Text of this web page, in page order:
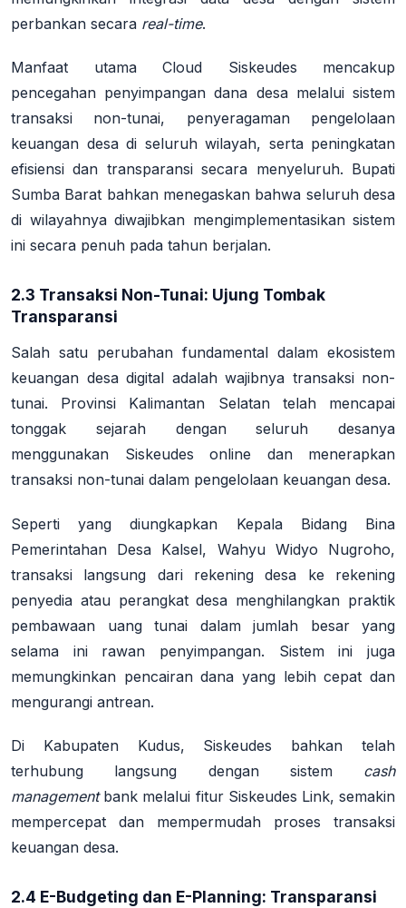
perbankan secara real-time.
Manfaat utama Cloud Siskeudes mencakup
pencegahan penyimpangan dana desa melalui sistem
transaksi non-tunai, penyeragaman pengelolaan
keuangan desa di seluruh wilayah, serta peningkatan
efisiensi dan transparansi secara menyeluruh. Bupati
Sumba Barat bahkan menegaskan bahwa seluruh desa
di wilayahnya diwajibkan mengimplementasikan sistem
ini secara penuh pada tahun berjalan.
2.3 Transaksi Non-Tunai: Ujung Tombak
Transparansi
Salah satu perubahan fundamental dalam ekosistem
keuangan desa digital adalah wajibnya transaksi non-
tunai. Provinsi Kalimantan Selatan telah mencapai
tonggak sejarah dengan seluruh desanya
menggunakan Siskeudes online dan menerapkan
transaksi non-tunai dalam pengelolaan keuangan desa.
Seperti yang diungkapkan Kepala Bidang Bina
Pemerintahan Desa Kalsel, Wahyu Widyo Nugroho,
transaksi langsung dari rekening desa ke rekening
penyedia atau perangkat desa menghilangkan praktik
pembawaan uang tunai dalam jumlah besar yang
selama ini rawan penyimpangan. Sistem ini juga
memungkinkan pencairan dana yang lebih cepat dan
mengurangi antrean.
Di Kabupaten Kudus, Siskeudes bahkan telah
terhubung langsung dengan sistem cash
managementbank melalui fitur Siskeudes Link, semakin
mempercepat dan mempermudah proses transaksi
keuangan desa.
2.4 E-Budgeting dan E-Planning: Transparansi